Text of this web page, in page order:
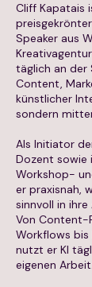
Cliff Kapatais
Speaker aus
täglich an der
Content,
künstlicher
sondern
Als Initiator
Dozent
Workshop-
er praxisnah,
sinnvoll in
Von Content-
Workflows
nutzt er KI
eigenen Arbeit.